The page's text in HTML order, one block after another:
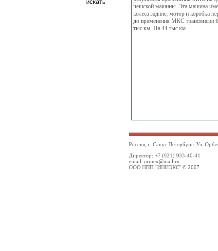
чешской машины. Эта машина
колеса задние, мотор и коробка
до применения МКС трансмисии
тыс.км. На 44 тыс.км...
Россия, г. Санкт-Петербург, Ул.
Директор: +7 (921) 933-40-41
email: ormex@mail.ru
ООО НПП "ИННЭКС" © 2007